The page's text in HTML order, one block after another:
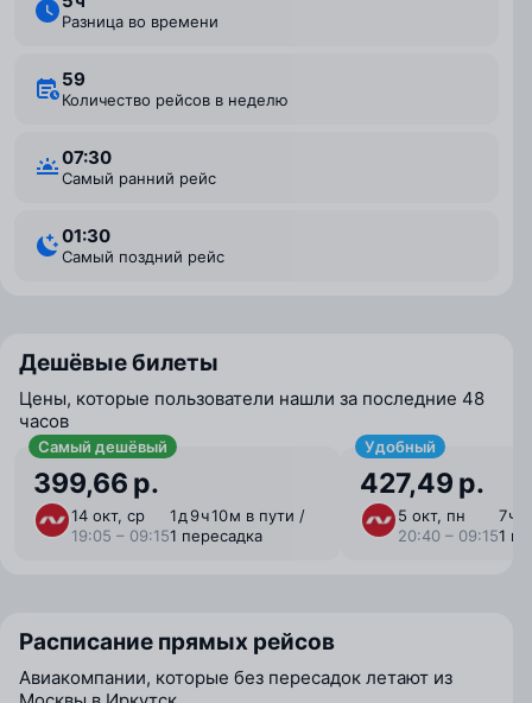
Разница во времени
59
Количество рейсов в неделю
07:30
Самый ранний рейс
01:30
Самый поздний рейс
Дешёвые билеты
Цены, которые пользователи нашли за последние 48
часов
Самый дешёвый
399,66 р.
14 окт, ср
19:05 – 09:15
1 ⁠д 9 ⁠ч 10 ⁠м в пути /
1 пересадка
Удобный
427,49 р.
5 окт, пн
20:40 – 09:15
7 ⁠ч
1
Расписание прямых рейсов
Авиакомпании, которые без пересадок летают из